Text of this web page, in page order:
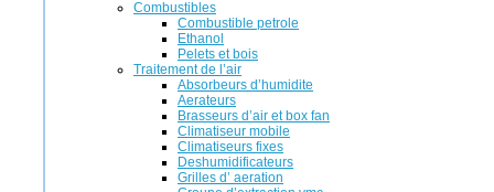
Combustibles
Combustible petrole
Ethanol
Pelets et bois
Traitement de l’air
Absorbeurs d’humidite
Aerateurs
Brasseurs d’air et box fan
Climatiseur mobile
Climatiseurs fixes
Deshumidificateurs
Grilles d’ aeration